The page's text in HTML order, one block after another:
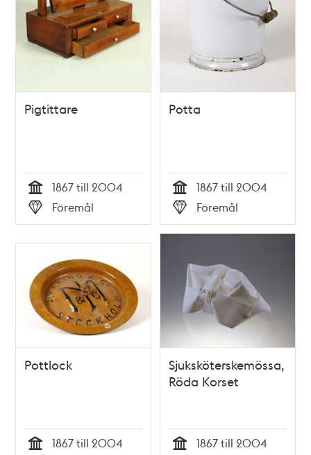
Pigtittare
Tid
1867 till 2004
Typ
Föremål
Potta
Tid
1867 till 2004
Typ
Föremål
Pottlock
1867 till 2004
Sjuksköterskemössa,
Röda Korset
1867 till 2004